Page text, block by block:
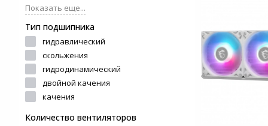
Показать еще...
Тип подшипника
гидравлический
скольжения
гидродинамический
двойной качения
качения
Количество вентиляторов
Программное
Цифровые фоторамки
Устройства
и ремонта
Наручные часы
Товары для дачи и сада
Музыкальные